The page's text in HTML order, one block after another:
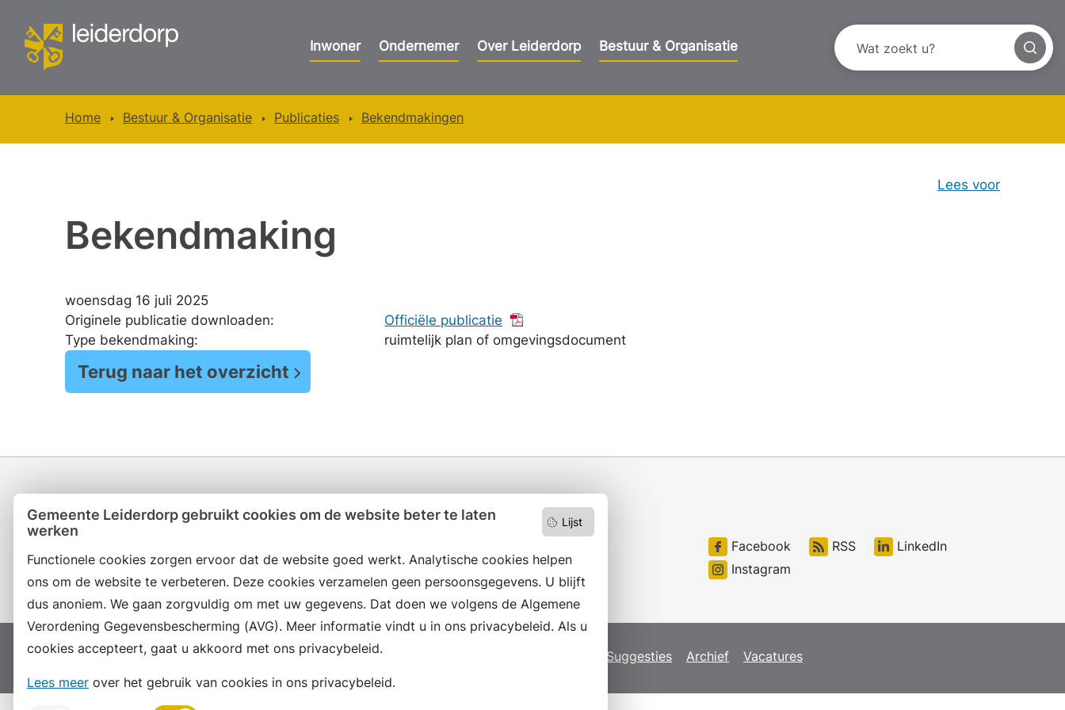
Lijst
Gemeente Leiderdorp gebruikt cookies om de website beter te laten
werken
Functionele cookies zorgen ervoor dat de website goed werkt. Analytische cookies helpen
ons om de website te verbeteren. Deze cookies verzamelen geen persoonsgegevens. U blijft
dus anoniem. We gaan zorgvuldig om met uw gegevens. Dat doen we volgens de Algemene
Verordening Gegevensbescherming (AVG). Meer informatie vindt u in ons privacybeleid. Als u
cookies accepteert, gaat u akkoord met ons privacybeleid.
Lees meer over het gebruik van cookies in ons privacybeleid.
Inwoner Ondernemer Over Leiderdorp Bestuur & Organisatie
Home Bestuur & Organisatie Publicaties Bekendmakingen
Lees voor
Bekendmaking
woensdag 16 juli 2025
Originele publicatie downloaden:
Officiële publicatie
Type bekendmaking:
ruimtelijk plan of omgevingsdocument
Terug naar het overzicht
en volg ons ook op social media.
Facebook RSS
LinkedIn
Instagram
Proclaimer Colofon Toegankelijkheid Sitemap Suggesties Archief Vacatures